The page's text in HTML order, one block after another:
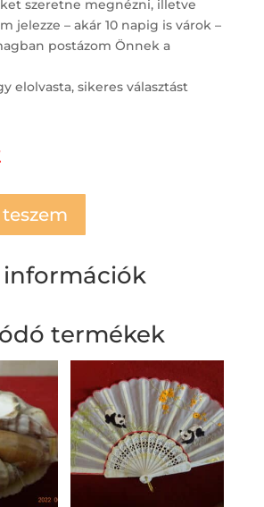
szeretne megnézni, illetve
jelezze – akár 10 napig is várok –
postázom Önnek a
elolvasta, sikeres választást
információk
termékek